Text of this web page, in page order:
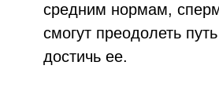
средним нормам,
смогут преодолеть
достичь ее.